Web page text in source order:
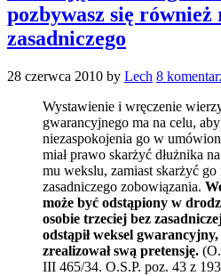
pozbywasz się również
zasadniczego
28 czerwca 2010 by Lech 8
Wystawienie i wręczenie
gwarancyjnego ma na celu,
niezaspokojenia go w
miał prawo skarżyć dłużnika
mu wekslu, zamiast skarżyć go
zasadniczego zobowiązania.
może być odstąpiony w
osobie trzeciej bez
odstąpił weksel
zrealizował swą pretensję.
III 465/34. O.S.P. poz. 43 z